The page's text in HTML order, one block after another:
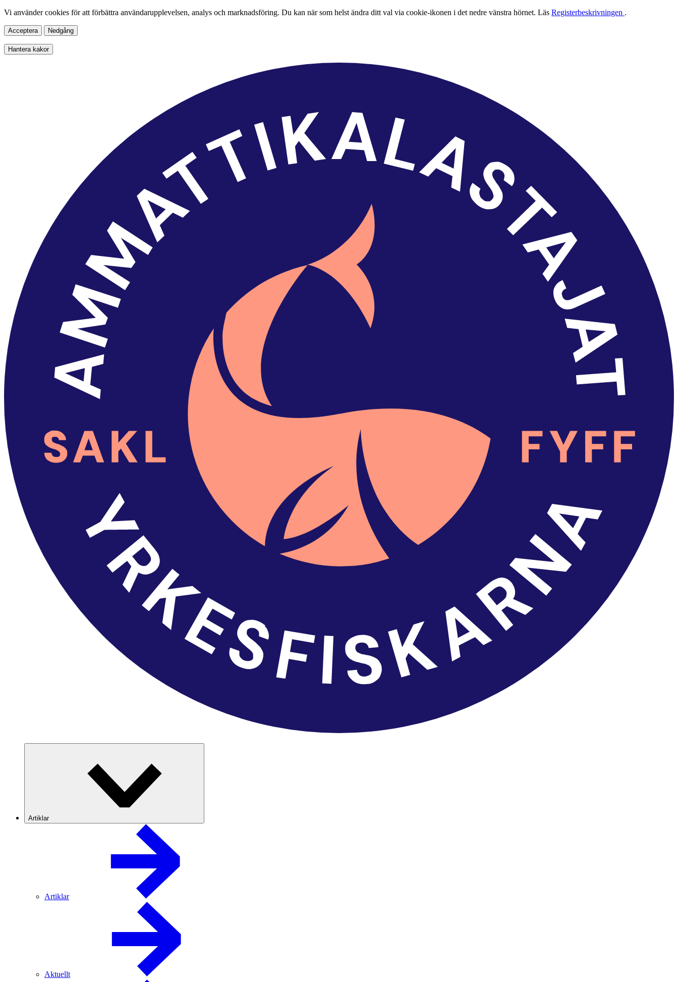
Vi använder cookies för att förbättra användarupplevelsen, analys och marknadsföring. Du kan när som helst ändra ditt val via cookie-ikonen i det nedre vänstra hörnet. Läs Registerbeskrivningen .
Acceptera Nedgång
Hantera kakor
Artiklar
Artiklar
Aktuellt